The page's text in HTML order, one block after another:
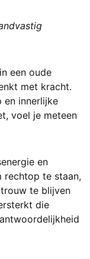
een oude
met kracht.
en innerlijke
voel je meteen
en
rechtop te staan,
te blijven
die